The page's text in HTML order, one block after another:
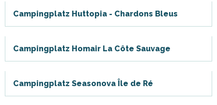
Campingplatz Huttopia - Chardons Bleus
Campingplatz Homair La Côte Sauvage
Campingplatz Seasonova Île de Ré